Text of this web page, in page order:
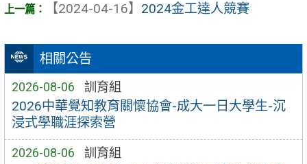
相關公告
2026-08-06 訓育組
2026中華覺知教育關懷協會-成大一日大學生-沉
浸式學職涯探索營
2026-08-06 訓育組
【2024-04-16】 2024金工達人競賽